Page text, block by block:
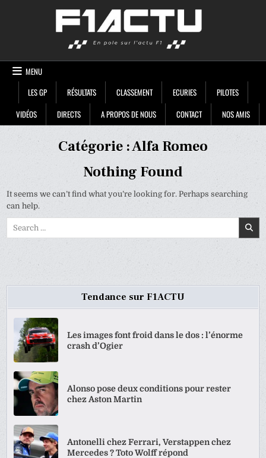
MENU
LES GP
RÉSULTATS CLASSEMENT ECURIES
PILOTES
VIDÉOS
DIRECTS A PROPOS DE NOUS CONTACT NOS AMIS
Catégorie :Alfa Romeo
Nothing Found
It seems we can’t find what you’re looking for. Perhaps searching
can help.
Search
Tendance sur F1ACTU
Les images font froid dans le dos : l’énorme
crash d’Ogier
Alonso pose deux conditions pour rester
chez Aston Martin
Antonelli chez Ferrari, Verstappen chez
Mercedes ? Toto Wolff répond